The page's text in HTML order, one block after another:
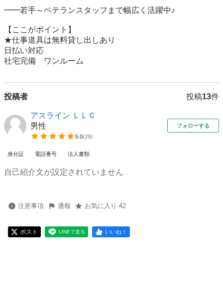
━━若手～ベテランスタッフまで幅広く活躍中♪
【ここがポイント】
★仕事道具は無料貸し出しあり
日払い対応
社宅完備　ワンルーム
投稿者 投稿13件
アスライン ＬＬＣ
男性
5.0(29)
フォローする
身分証 電話番号 法人書類
自己紹介文が設定されていません
注意事項 通報 お気に入り 42
ポスト LINEで送る いいね！